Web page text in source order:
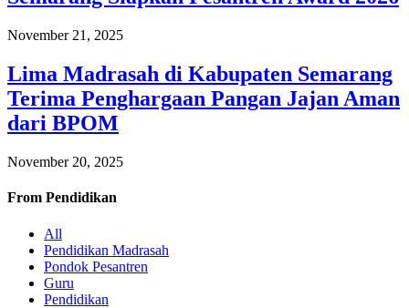
November 21, 2025
Lima Madrasah di Kabupaten Semarang
Terima Penghargaan Pangan Jajan Aman
dari BPOM
November 20, 2025
From Pendidikan
All
Pendidikan Madrasah
Pondok Pesantren
Guru
Pendidikan